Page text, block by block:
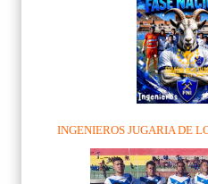
INGENIEROS JUGARIA DE